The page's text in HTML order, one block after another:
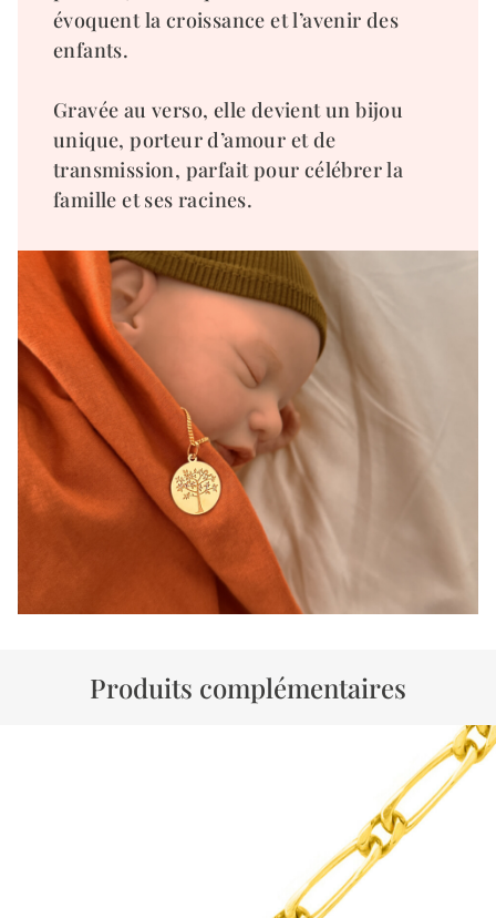
évoquent la croissance et l’avenir des
enfants.
Gravée au verso, elle devient un bijou
unique, porteur d’amour et de
transmission, parfait pour célébrer la
famille et ses racines.
Produits complémentaires